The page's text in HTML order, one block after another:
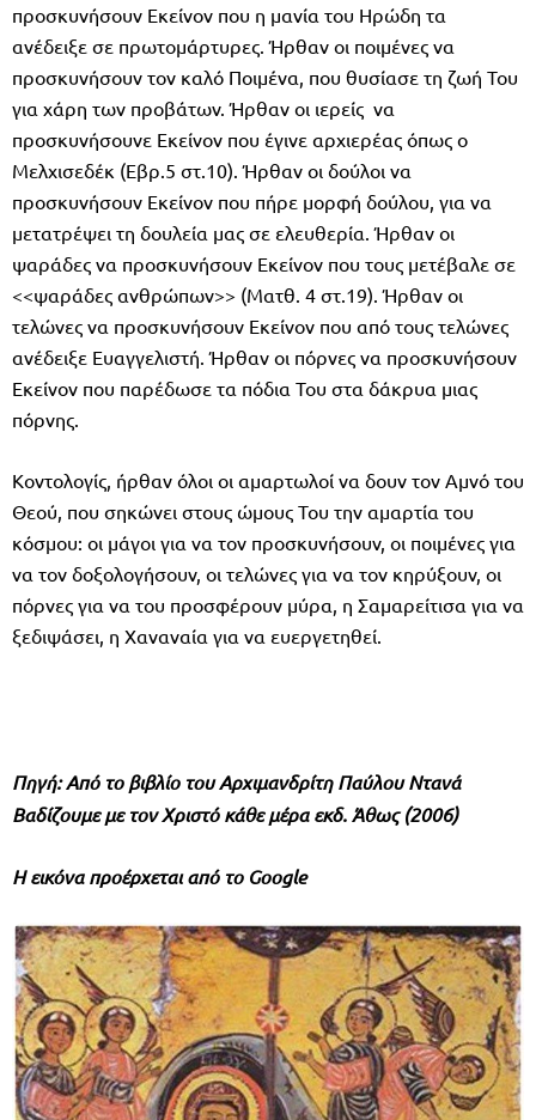
προσκυνήσουν Εκείνον που η μανία του Ηρώδη τα
ανέδειξε σε πρωτομάρτυρες. Ήρθαν οι ποιμένες να
προσκυνήσουν τον καλό Ποιμένα, που θυσίασε τη ζωή Του
για χάρη των προβάτων. Ήρθαν οι ιερείς να
προσκυνήσουνε Εκείνον που έγινε αρχιερέας όπως ο
Μελχισεδέκ (Εβρ.5 στ.10). Ήρθαν οι δούλοι να
προσκυνήσουν Εκείνον που πήρε μορφή δούλου, για να
μετατρέψει τη δουλεία μας σε ελευθερία. Ήρθαν οι
ψαράδες να προσκυνήσουν Εκείνον που τους μετέβαλε σε
<<ψαράδες ανθρώπων>> (Ματθ. 4 στ.19). Ήρθαν οι
τελώνες να προσκυνήσουν Εκείνον που από τους τελώνες
ανέδειξε Ευαγγελιστή. Ήρθαν οι πόρνες να προσκυνήσουν
Εκείνον που παρέδωσε τα πόδια Του στα δάκρυα μιας
πόρνης.
Κοντολογίς, ήρθαν όλοι οι αμαρτωλοί να δουν τον Αμνό του
Θεού, που σηκώνει στους ώμους Του την αμαρτία του
κόσμου: οι μάγοι για να τον προσκυνήσουν, οι ποιμένες για
να τον δοξολογήσουν, οι τελώνες για να τον κηρύξουν, οι
πόρνες για να του προσφέρουν μύρα, η Σαμαρείτισα για να
ξεδιψάσει, η Χαναναία για να ευεργετηθεί.
Πηγή: Από το βιβλίο του Αρχιμανδρίτη Παύλου Ντανά
Βαδίζουμε με τον Χριστό κάθε μέρα εκδ. Άθως (2006)
Η εικόνα προέρχεται από το Google